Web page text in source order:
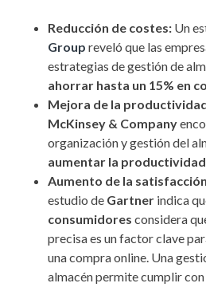
Reducción de costes: Un
Group reveló que las
estrategias de gestión de
ahorrar hasta un 15% en
Mejora de la
McKinsey & Company
organización y gestión del
aumentar la productividad
Aumento de la
estudio de Gartner indica
consumidores considera
precisa es un factor clave
una compra online. Una
almacén permite cumplir